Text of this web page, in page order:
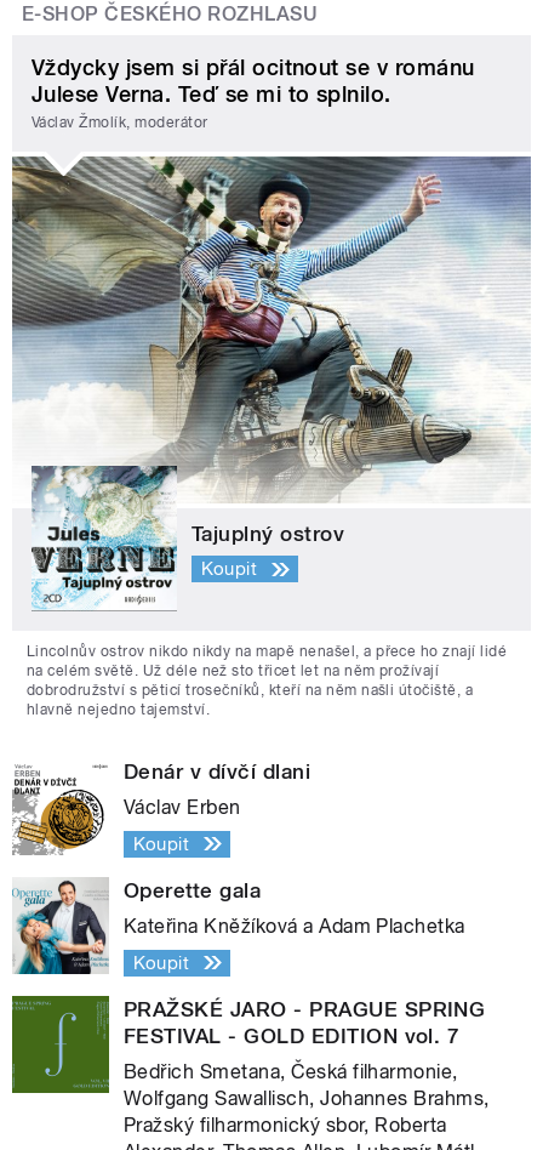
E-SHOP ČESKÉHO ROZHLASU
Vždycky jsem si přál ocitnout se v románu
Julese Verna. Teď se mi to splnilo.
Václav Žmolík, moderátor
Tajuplný ostrov
Koupit
Lincolnův ostrov nikdo nikdy na mapě nenašel, a přece ho znají lidé
na celém světě. Už déle než sto třicet let na něm prožívají
dobrodružství s pěticí trosečníků, kteří na něm našli útočiště, a
hlavně nejedno tajemství.
Denár v dívčí dlani
Václav Erben
Koupit
Operette gala
Kateřina Kněžíková a Adam Plachetka
Koupit
PRAŽSKÉ JARO - PRAGUE SPRING
FESTIVAL - GOLD EDITION vol. 7
Bedřich Smetana, Česká filharmonie,
Wolfgang Sawallisch, Johannes Brahms,
Pražský filharmonický sbor, Roberta